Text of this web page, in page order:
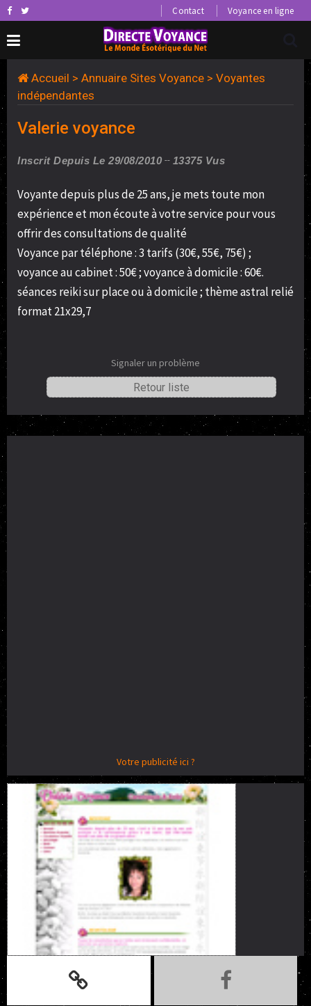
Contact Voyance en ligne
Accueil > Annuaire Sites Voyance > Voyantes
indépendantes
Valerie voyance
Inscrit Depuis Le 29/08/2010 13375 Vus
Voyante depuis plus de 25 ans, je mets toute mon
expérience et mon écoute à votre service pour vous
offrir des consultations de qualité
Voyance par téléphone : 3 tarifs (30€, 55€, 75€) ;
voyance au cabinet : 50€ ; voyance à domicile : 60€.
séances reiki sur place ou à domicile ; thème astral relié
format 21x29,7
Signaler un problème
Retour liste
Votre publicité ici ?